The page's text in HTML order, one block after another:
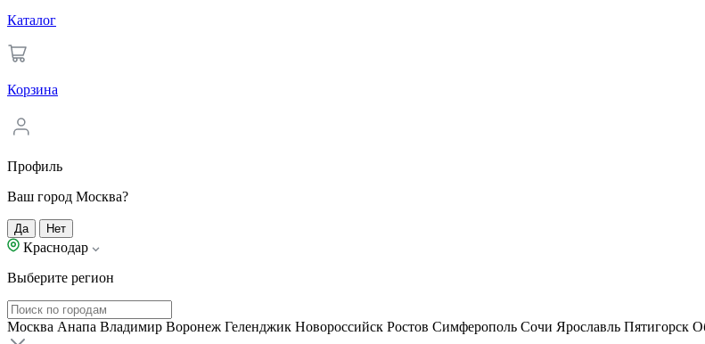
Каталог
Корзина
Профиль
Ваш город Москва?
Да Нет
Краснодар
Выберите регион
Москва Анапа Владимир Воронеж Геленджик Новороссийск Ростов Симферополь Сочи Ярославль Пятигорск